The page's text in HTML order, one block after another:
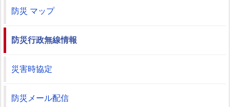
防災 マップ
防災行政無線情報
災害時協定
防災メール配信